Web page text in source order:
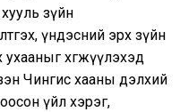
зүйн
үндэсний эрх зүйн
хөгжүүлэхэд
Чингис хааны дэлхий
үйл хэрэг,